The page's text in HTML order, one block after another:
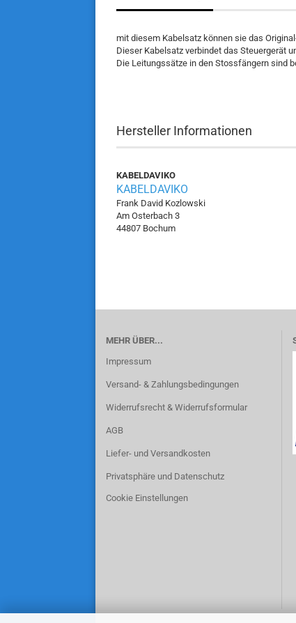
mit diesem Kabelsatz können sie das
Dieser Kabelsatz verbindet das Steuergerät
Die Leitungssätze in den Stossfängern sind
Hersteller Informationen
KABELDAVIKO
KABELDAVIKO
Frank David Kozlowski
Am Osterbach 3
44807 Bochum
MEHR ÜBER...
Impressum
Versand- & Zahlungsbedingungen
Widerrufsrecht & Widerrufsformular
AGB
Liefer- und Versandkosten
Privatsphäre und Datenschutz
Cookie Einstellungen